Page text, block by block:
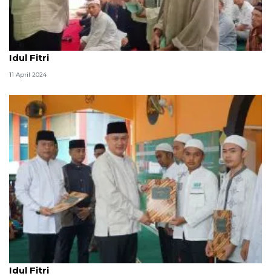
349 warga binaan Lapas Martapura terima remisi
Idul Fitri
11 April 2024
1.313 warga binaan di DIY peroleh remisi khusus
Idul Fitri